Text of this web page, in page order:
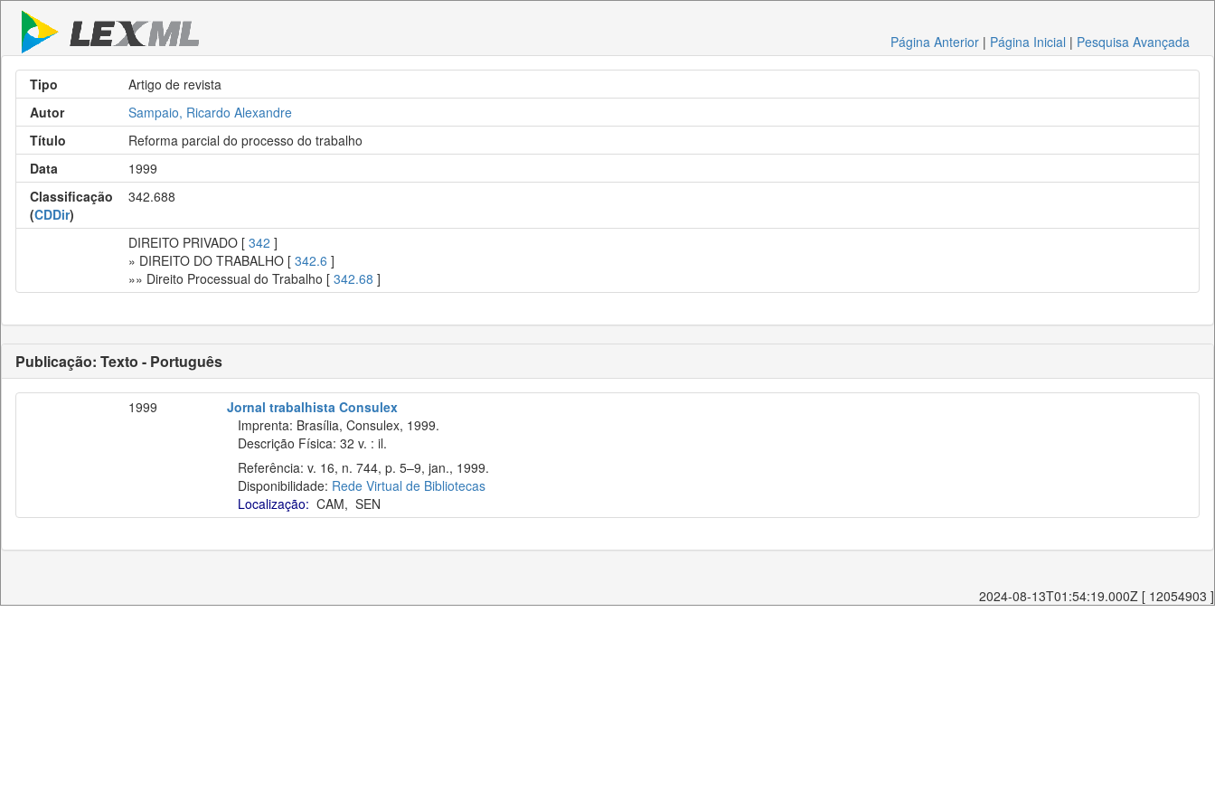
Página Anterior | Página Inicial | Pesquisa Avançada
Tipo
Artigo de revista
Autor
Sampaio, Ricardo Alexandre
Título
Reforma parcial do processo do trabalho
Data
1999
Classificação
(CDDir)
342.688
DIREITO PRIVADO [ 342 ]
» DIREITO DO TRABALHO [ 342.6 ]
»» Direito Processual do Trabalho [ 342.68 ]
Publicação: Texto - Português
1999
Jornal trabalhista Consulex
Imprenta: Brasília, Consulex, 1999.
Descrição Física: 32 v. : il.
Referência: v. 16, n. 744, p. 5–9, jan., 1999.
Disponibilidade: Rede Virtual de Bibliotecas
Localização: CAM, SEN
2024-08-13T01:54:19.000Z [ 12054903 ]